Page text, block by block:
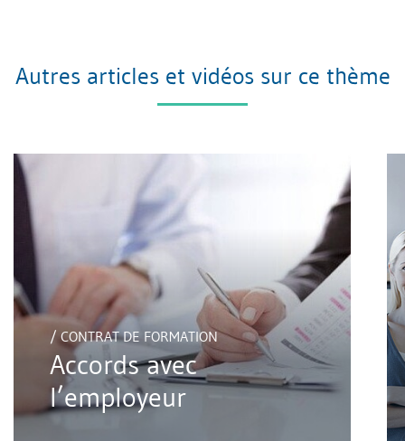
Autres articles et vidéos sur ce thème
/ CONTRAT DE FORMATION
Accords avec
l’employeur